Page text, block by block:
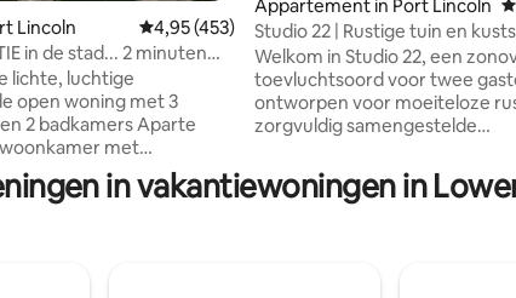
Lincoln Gemiddelde beoordeling van 4,95 uit 5, 453
4,95 (453)
in de stad... 2 minuten
lichte, luchtige
open woning met 3
badkamers Aparte
met
en een adembenemend
gelegen in
Appartement in Port Lincoln
Studio 22 | Rustige tuin en
Welkom in Studio 22, een
toevluchtsoord voor twee
ontworpen voor moeiteloze rust.
zorgvuldig samengestelde
tuinen, biedt een eigen
Toscaanse stijl en totale privacy. Wandel
in vakantiewoningen in